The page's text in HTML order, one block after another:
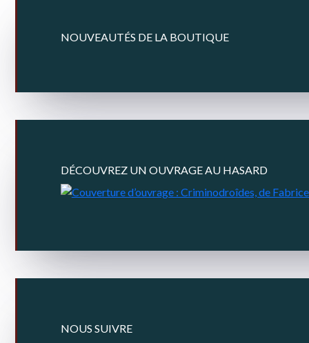
NOUVEAUTÉS DE LA BOUTIQUE
DÉCOUVREZ UN OUVRAGE AU HASARD
NOUS SUIVRE